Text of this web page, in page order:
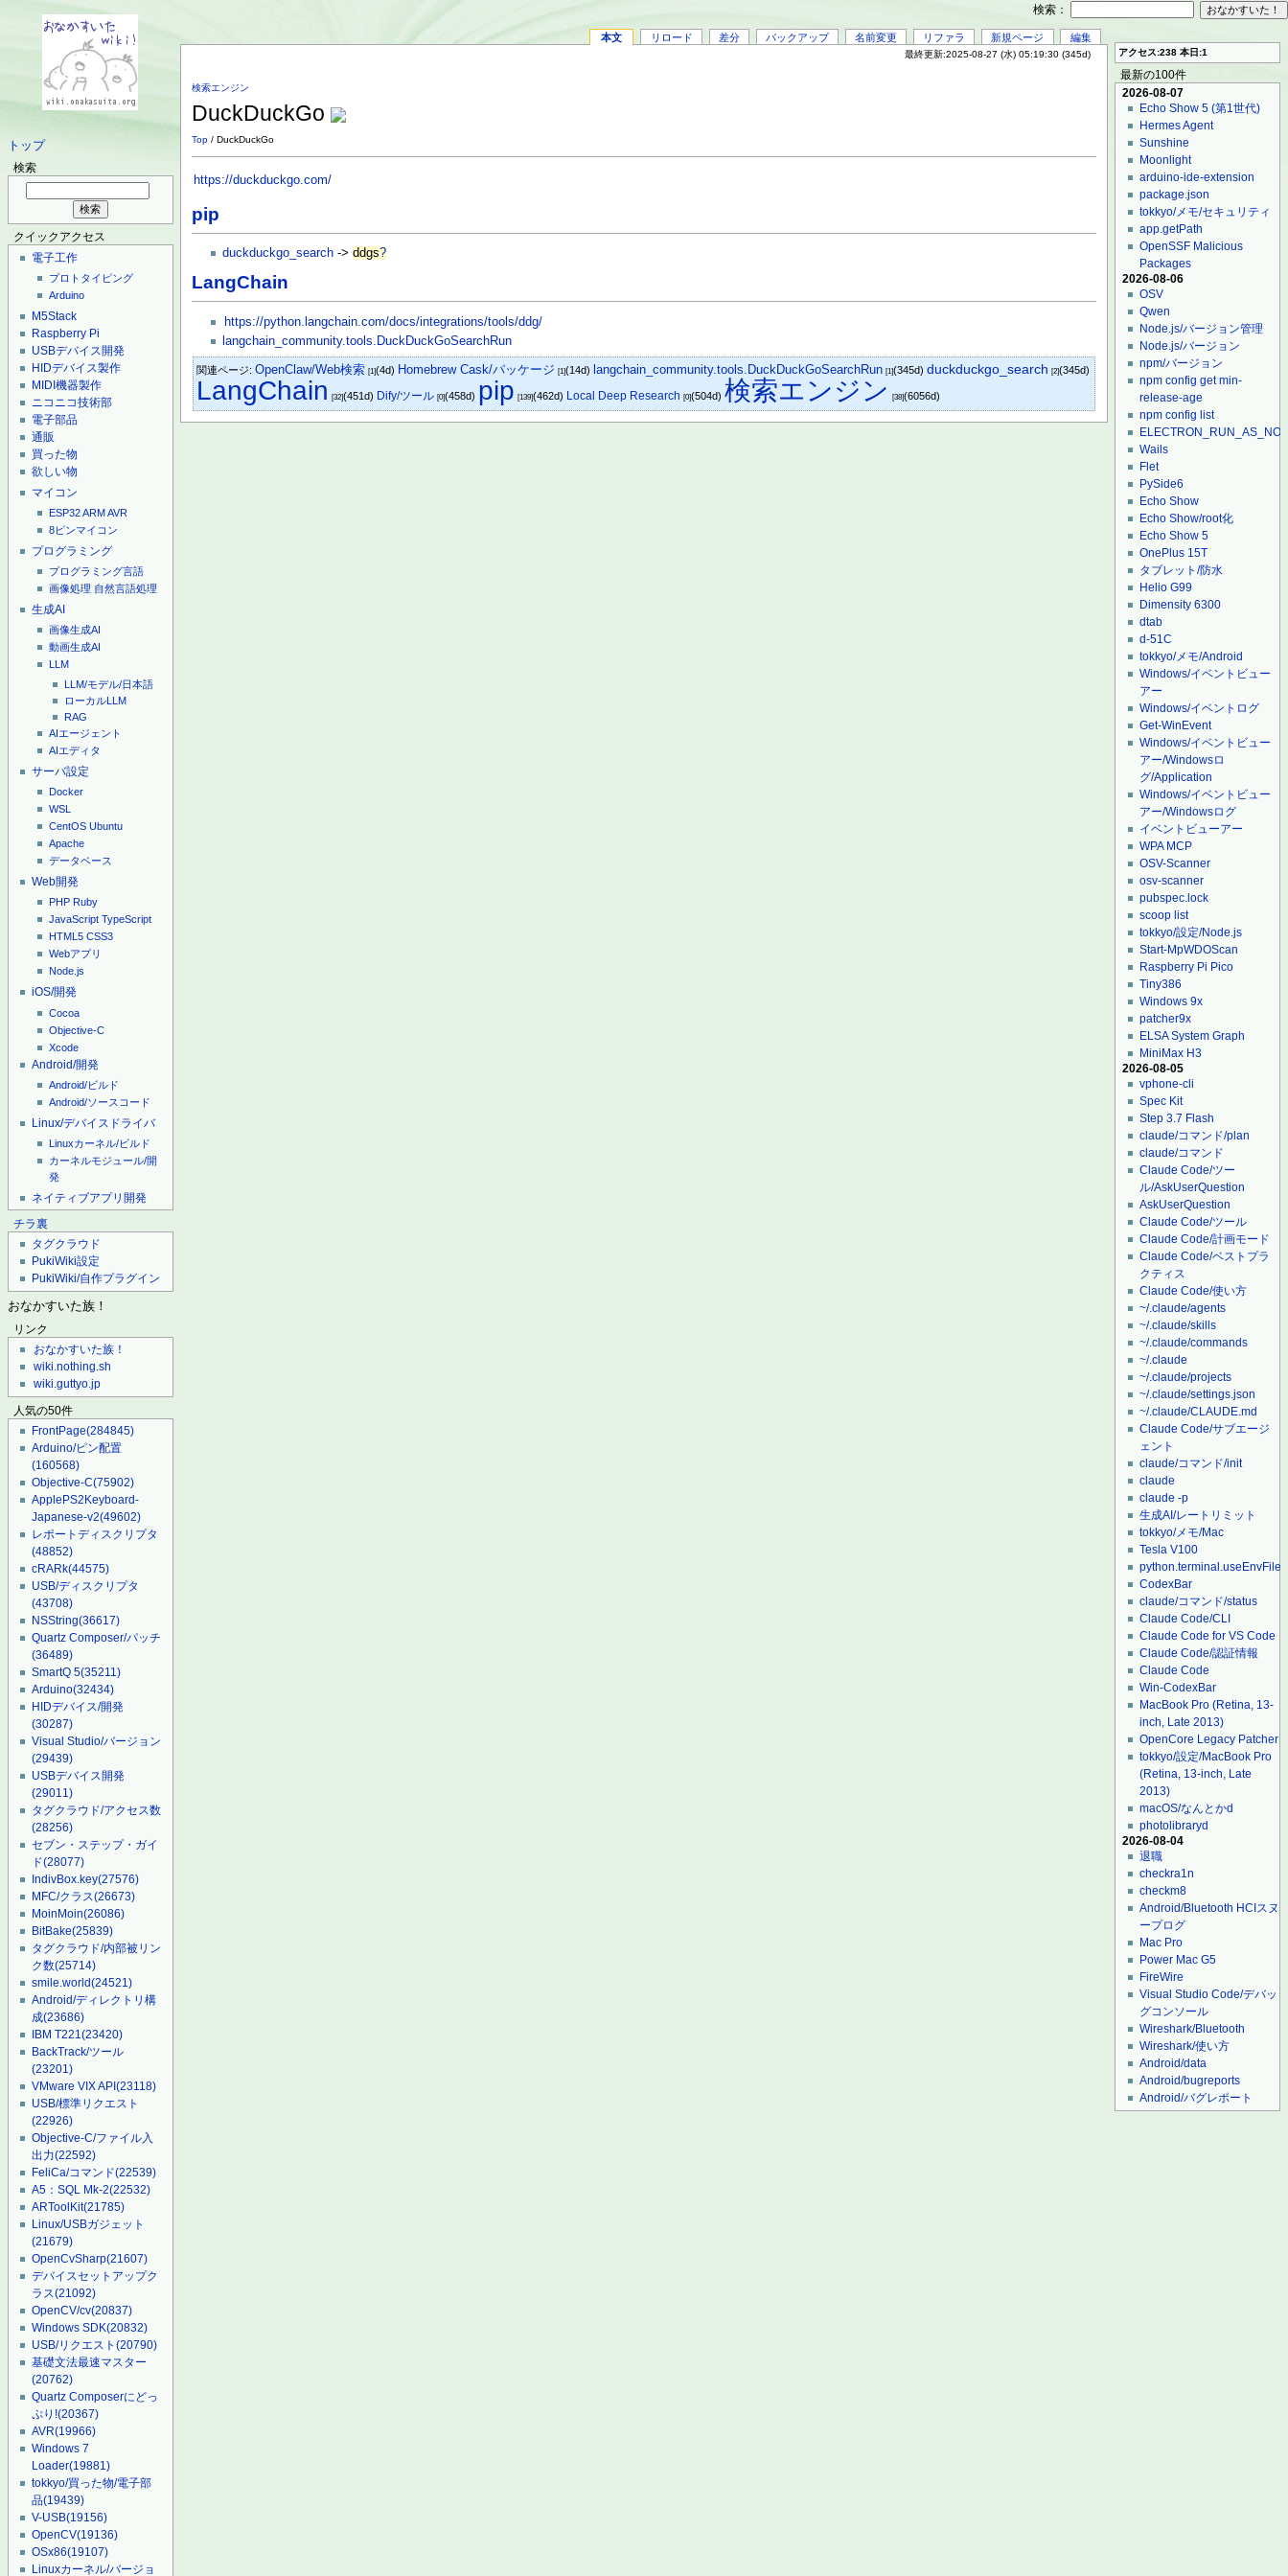
トップ
検索
クイックアクセス
電子工作
プロトタイピング
Arduino
M5Stack
Raspberry Pi
USBデバイス開発
HIDデバイス製作
MIDI機器製作
ニコニコ技術部
電子部品
通販
買った物
欲しい物
マイコン
ESP32ARMAVR
8ピンマイコン
プログラミング
プログラミング言語
画像処理 自然言語処理
生成AI
画像生成AI
動画生成AI
LLM
LLM/モデル/日本語
ローカルLLM
RAG
AIエージェント
AIエディタ
サーバ設定
Docker
WSL
CentOS Ubuntu
Apache
データベース
Web開発
PHP Ruby
JavaScript TypeScript
HTML5 CSS3
Webアプリ
Node.js
iOS/開発
Cocoa
Objective-C
Xcode
Android/開発
Android/ビルド
Android/ソースコード
Linux/デバイスドライバ
Linuxカーネル/ビルド
カーネルモジュール/開
発
ネイティブアプリ開発
チラ裏
タグクラウド
PukiWiki設定
PukiWiki/自作プラグイン
おなかすいた族！
リンク
おなかすいた族！
wiki.nothing.sh
wiki.guttyo.jp
人気の50件
FrontPage(284845)
Arduino/ピン配置
(160568)
Objective-C(75902)
ApplePS2Keyboard-
Japanese-v2(49602)
レポートディスクリプタ
(48852)
cRARk(44575)
USB/ディスクリプタ
(43708)
NSString(36617)
Quartz Composer/パッチ
(36489)
SmartQ 5(35211)
Arduino(32434)
HIDデバイス/開発
(30287)
Visual Studio/バージョン
(29439)
USBデバイス開発
(29011)
タグクラウド/アクセス数
(28256)
セブン・ステップ・ガイ
ド(28077)
IndivBox.key(27576)
MFC/クラス(26673)
MoinMoin(26086)
BitBake(25839)
タグクラウド/内部被リン
ク数(25714)
smile.world(24521)
Android/ディレクトリ構
成(23686)
IBM T221(23420)
BackTrack/ツール
(23201)
VMware VIX API(23118)
USB/標準リクエスト
(22926)
Objective-C/ファイル入
出力(22592)
FeliCa/コマンド(22539)
A5：SQL Mk-2(22532)
ARToolKit(21785)
Linux/USBガジェット
(21679)
OpenCvSharp(21607)
デバイスセットアップク
ラス(21092)
OpenCV/cv(20837)
Windows SDK(20832)
USB/リクエスト(20790)
基礎文法最速マスター
(20762)
Quartz Composerにどっ
ぷり!(20367)
AVR(19966)
Windows 7
Loader(19881)
tokkyo/買った物/電子部
品(19439)
V-USB(19156)
OpenCV(19136)
OSx86(19107)
Linuxカーネル/バージョ
本文 リロード 差分 バックアップ 名前変更 リファラ 新規ページ 編集
最終更新:2025-08-27 (水) 05:19:30 (345d)
検索エンジン
DuckDuckGo
Top / DuckDuckGo
https://duckduckgo.com/
pip
duckduckgo_search ->ddgs?
LangChain
https://python.langchain.com/docs/integrations/tools/ddg/
langchain_community.tools.DuckDuckGoSearchRun
関連ページ:OpenClaw/Web検索 [1](4d) Homebrew Cask/パッケージ [1](14d) langchain_community.tools.DuckDuckGoSearchRun [1](345d)duckduckgo_search [2](345d)
LangChain [32](451d) Dify/ツール [0](458d) pip [139](462d) Local Deep Research [0](504d)検索エンジン [38](6056d)
アクセス:238 本日:1
最新の100件
2026-08-07
Echo Show 5 (第1世代)
Hermes Agent
Sunshine
Moonlight
arduino-ide-extension
package.json
tokkyo/メモ/セキュリティ
app.getPath
OpenSSF Malicious
Packages
2026-08-06
OSV
Qwen
Node.js/バージョン管理
Node.js/バージョン
npm/バージョン
npm config get min-
release-age
npm config list
Wails
Flet
PySide6
Echo Show
Echo Show/root化
Echo Show 5
OnePlus 15T
タブレット/防水
Helio G99
Dimensity 6300
dtab
d-51C
tokkyo/メモ/Android
Windows/イベントビュー
アー
Windows/イベントログ
Get-WinEvent
Windows/イベントビュー
アー/Windowsロ
グ/Application
Windows/イベントビュー
アー/Windowsログ
イベントビューアー
WPA MCP
OSV-Scanner
osv-scanner
pubspec.lock
scoop list
tokkyo/設定/Node.js
Start-MpWDOScan
Raspberry Pi Pico
Tiny386
Windows 9x
patcher9x
ELSA System Graph
MiniMax H3
2026-08-05
vphone-cli
Spec Kit
Step 3.7 Flash
claude/コマンド/plan
claude/コマンド
Claude Code/ツー
ル/AskUserQuestion
AskUserQuestion
Claude Code/ツール
Claude Code/計画モード
Claude Code/ベストプラ
クティス
Claude Code/使い方
~/.claude/agents
~/.claude/skills
~/.claude/commands
~/.claude
~/.claude/projects
~/.claude/settings.json
~/.claude/CLAUDE.md
Claude Code/サブエージ
ェント
claude/コマンド/init
claude
claude -p
生成AI/レートリミット
tokkyo/メモ/Mac
Tesla V100
python.terminal.useEnvFile
CodexBar
claude/コマンド/status
Claude Code/CLI
Claude Code for VS Code
Claude Code/認証情報
Claude Code
Win-CodexBar
MacBook Pro (Retina, 13-
inch, Late 2013)
OpenCore Legacy Patcher
tokkyo/設定/MacBook Pro
(Retina, 13-inch, Late
2013)
macOS/なんとかd
photolibraryd
2026-08-04
退職
checkra1n
checkm8
Android/Bluetooth HCIスヌ
ープログ
Mac Pro
Power Mac G5
FireWire
Visual Studio Code/デバッ
グコンソール
Wireshark/Bluetooth
Wireshark/使い方
Android/data
Android/bugreports
Android/バグレポート
検索：